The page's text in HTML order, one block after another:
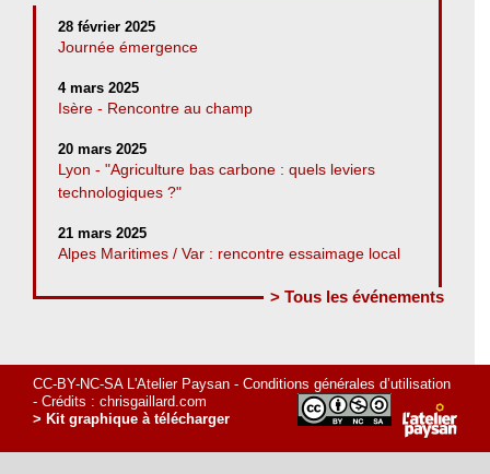
28 février 2025
Journée émergence
4 mars 2025
Isère - Rencontre au champ
20 mars 2025
Lyon - "Agriculture bas carbone : quels leviers
technologiques ?"
21 mars 2025
Alpes Maritimes / Var : rencontre essaimage local
> Tous les événements
CC-BY-NC-SA L'Atelier Paysan - Conditions générales d’utilisation
- Crédits : chrisgaillard.com
> Kit graphique à télécharger